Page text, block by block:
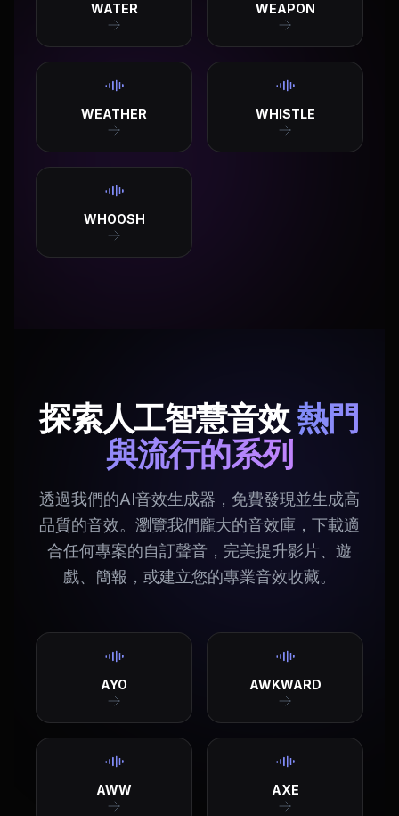
WATER WEAPON
WEATHER WHISTLE
WHOOSH
探索人工智慧音效熱門
與流行的系列
透過我們的AI音效生成器，免費發現並生成高
品質的音效。瀏覽我們龐大的音效庫，下載適
合任何專案的自訂聲音，完美提升影片、遊
戲、簡報，或建立您的專業音效收藏。
AYO AWKWARD
AWW AXE